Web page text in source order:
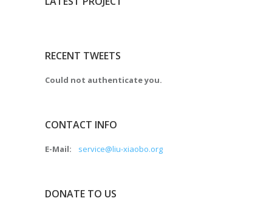
RECENT TWEETS
Could not authenticate you.
CONTACT INFO
E-Mail: service@liu-xiaobo.org
DONATE TO US